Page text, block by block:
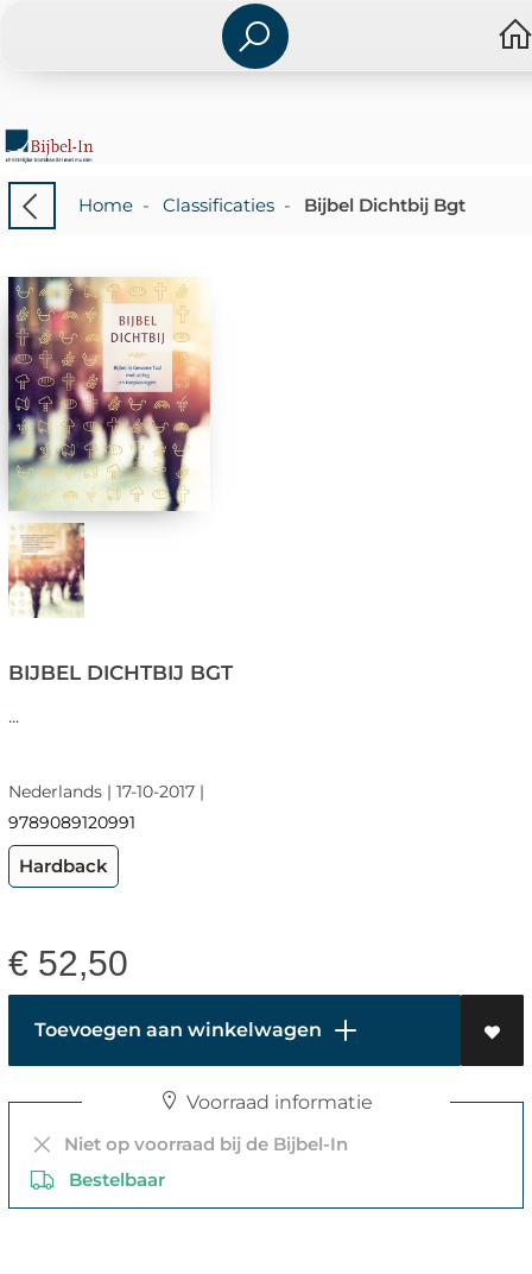
Home- Classificaties- Bijbel Dichtbij Bgt
BIJBEL DICHTBIJ BGT
...
Nederlands | 17-10-2017 |
9789089120991
Hardback
€ 52,50
Toevoegen aan winkelwagen
Voorraad informatie
Niet op voorraad bij de Bijbel-In
Bestelbaar